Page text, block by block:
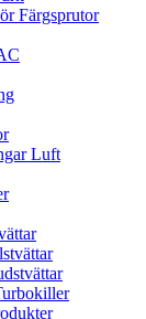
Färgsprutor
Luft